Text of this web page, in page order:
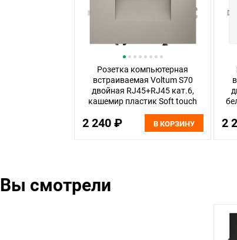
Розетка компьютерная
встраиваемая Voltum S70
двойная RJ45+RJ45 кат.6,
кашемир пластик Soft touch
2 240 ₽ В КОРЗИНУ 2
Вы смотрели